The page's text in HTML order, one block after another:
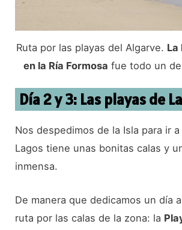
Ruta por las playas del Algarve. La
en la Ría Formosa fue todo un
Día 2 y 3: Las playas de
Nos despedimos de la Isla para ir
Lagos tiene unas bonitas calas y
inmensa.
De manera que dedicamos un día
ruta por las calas de la zona: la